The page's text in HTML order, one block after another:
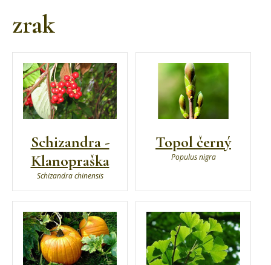
zrak
Schizandra -
Klanopraška
Schizandra chinensis
Topol černý
Populus nigra